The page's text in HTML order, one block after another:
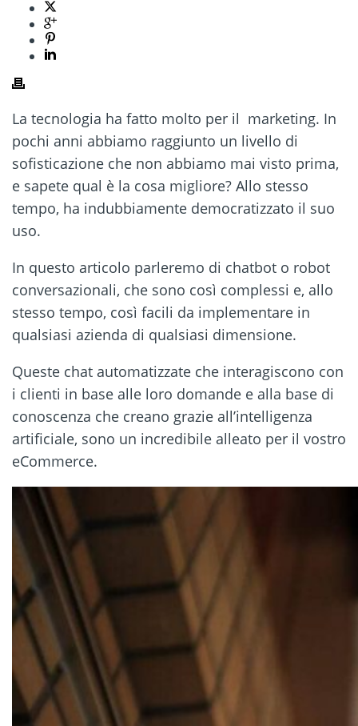
La tecnologia ha fatto molto per il marketing. In
pochi anni abbiamo raggiunto un livello di
sofisticazione che non abbiamo mai visto prima,
e sapete qual è la cosa migliore? Allo stesso
tempo, ha indubbiamente democratizzato il suo
uso.
In questo articolo parleremo di chatbot o robot
conversazionali, che sono così complessi e, allo
stesso tempo, così facili da implementare in
qualsiasi azienda di qualsiasi dimensione.
Queste chat automatizzate che interagiscono con
i clienti in base alle loro domande e alla base di
conoscenza che creano grazie all’intelligenza
artificiale, sono un incredibile alleato per il vostro
eCommerce.